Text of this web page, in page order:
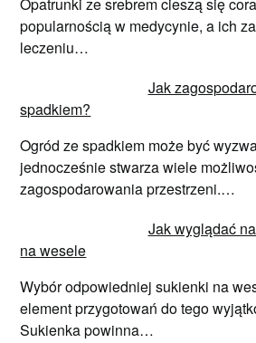
popularnością w medycynie, a ich
leczeniu…
Jak
spadkiem?
Ogród ze spadkiem może być
jednocześnie stwarza wiele
zagospodarowania przestrzeni.…
Jak wyglądać
na wesele
Wybór odpowiedniej sukienki na
element przygotowań do tego
Sukienka powinna…